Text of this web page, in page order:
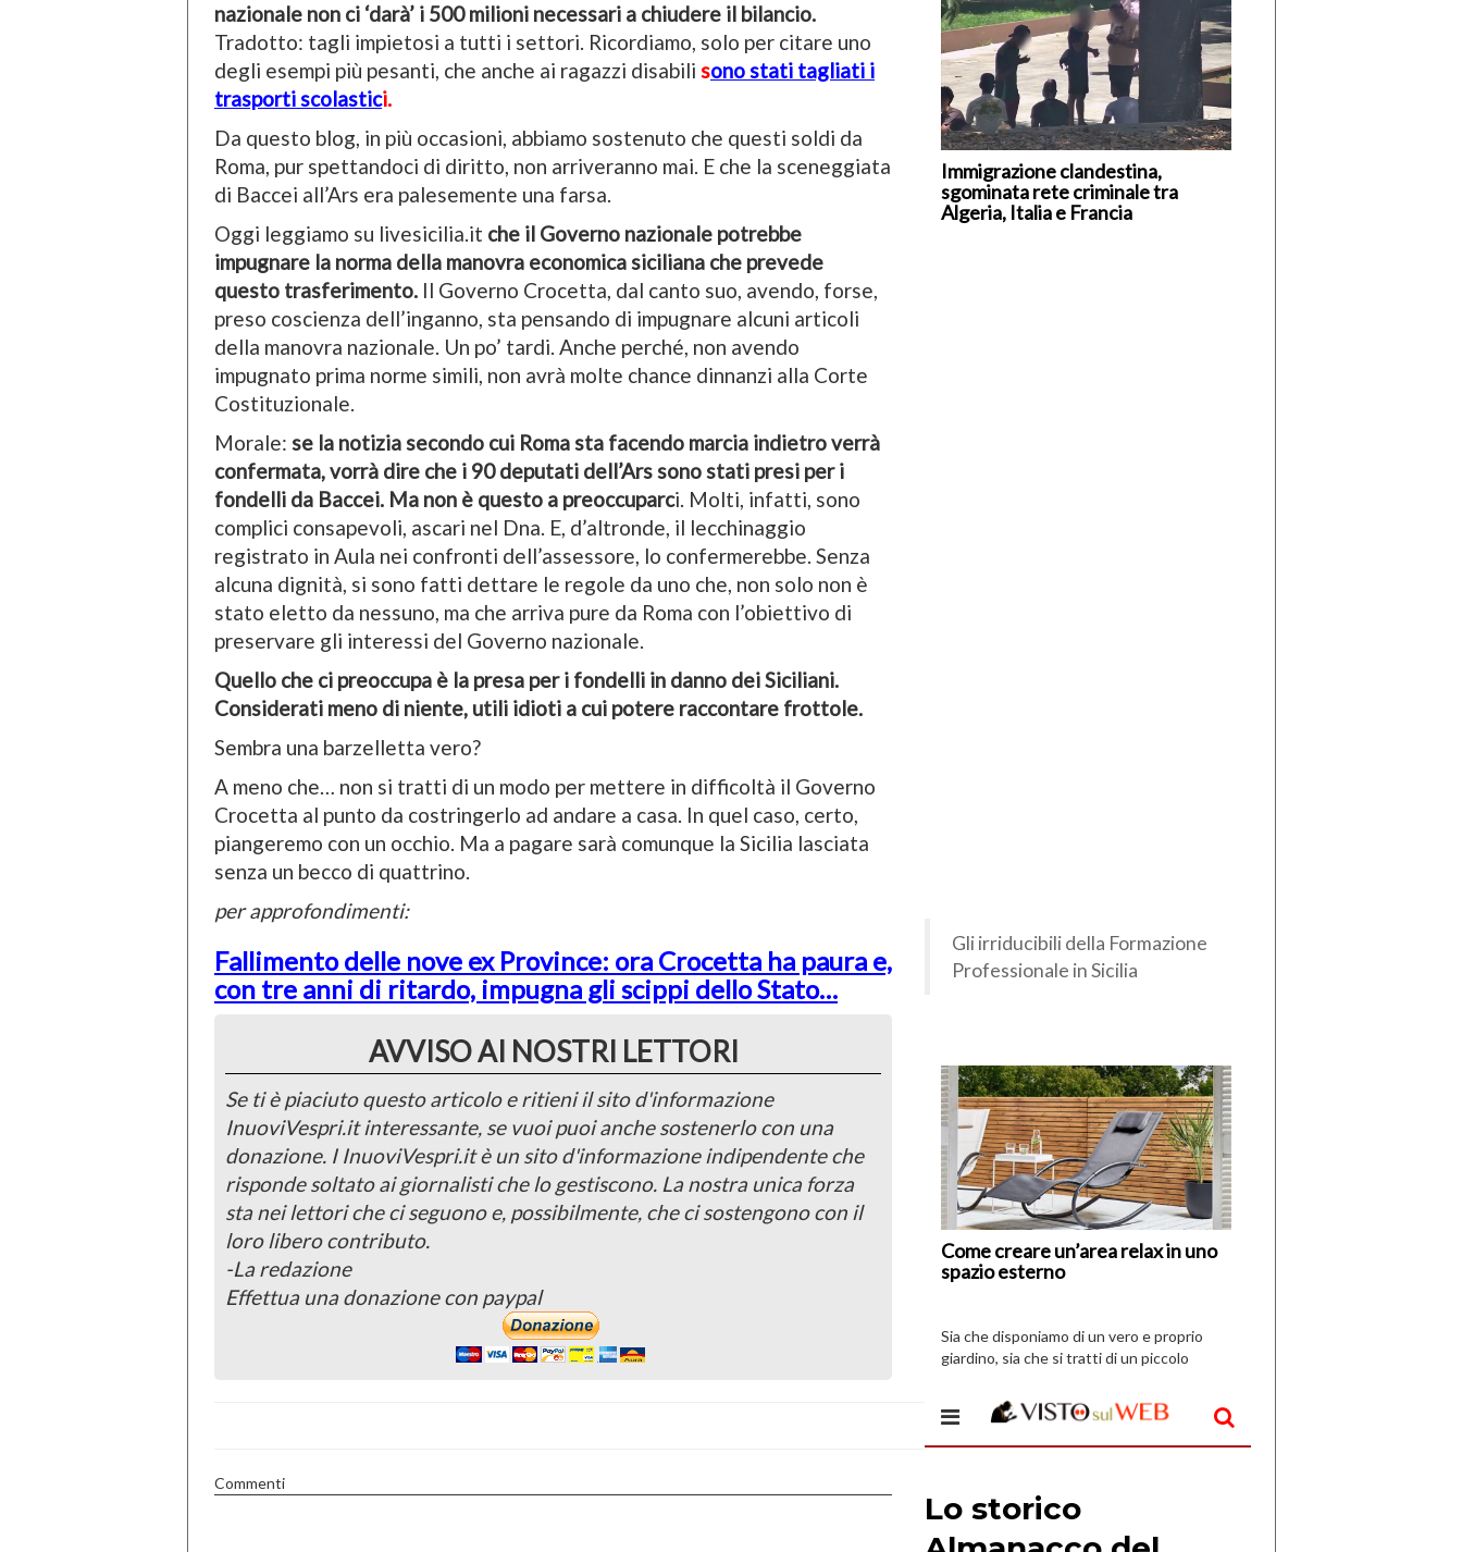
nazionale non ci ‘darà’ i 500 milioni necessari a chiudere il bilancio.
Tradotto: tagli impietosi a tutti i settori. Ricordiamo, solo per citare uno
degli esempi più pesanti, che anche ai ragazzi disabili sono stati tagliati i
trasporti scolastici.
Da questo blog, in più occasioni, abbiamo sostenuto che questi soldi da
Roma, pur spettandoci di diritto, non arriveranno mai. E che la sceneggiata
di Baccei all’Ars era palesemente una farsa.
Oggi leggiamo su livesicilia.it che il Governo nazionale potrebbe
impugnare la norma della manovra economica siciliana che prevede
questo trasferimento. Il Governo Crocetta, dal canto suo, avendo, forse,
preso coscienza dell’inganno, sta pensando di impugnare alcuni articoli
della manovra nazionale. Un po’ tardi. Anche perché, non avendo
impugnato prima norme simili, non avrà molte chance dinnanzi alla Corte
Costituzionale.
Morale: se la notizia secondo cui Roma sta facendo marcia indietro verrà
confermata, vorrà dire che i 90 deputati dell’Ars sono stati presi per i
fondelli da Baccei. Ma non è questo a preoccuparci. Molti, infatti, sono
complici consapevoli, ascari nel Dna. E, d’altronde, il lecchinaggio
registrato in Aula nei confronti dell’assessore, lo confermerebbe. Senza
alcuna dignità, si sono fatti dettare le regole da uno che, non solo non è
stato eletto da nessuno, ma che arriva pure da Roma con l’obiettivo di
preservare gli interessi del Governo nazionale.
Quello che ci preoccupa è la presa per i fondelli in danno dei Siciliani.
Considerati meno di niente, utili idioti a cui potere raccontare frottole.
Sembra una barzelletta vero?
A meno che… non si tratti di un modo per mettere in difficoltà il Governo
Crocetta al punto da costringerlo ad andare a casa. In quel caso, certo,
piangeremo con un occhio. Ma a pagare sarà comunque la Sicilia lasciata
senza un becco di quattrino.
per approfondimenti:
Fallimento delle nove ex Province: ora Crocetta ha paura e,
con tre anni di ritardo, impugna gli scippi dello Stato…
AVVISO AI NOSTRI LETTORI
Se ti è piaciuto questo articolo e ritieni il sito d'informazione
InuoviVespri.it interessante, se vuoi puoi anche sostenerlo con una
donazione. I InuoviVespri.it è un sito d'informazione indipendente che
risponde soltato ai giornalisti che lo gestiscono. La nostra unica forza
sta nei lettori che ci seguono e, possibilmente, che ci sostengono con il
loro libero contributo.
-La redazione
Effettua una donazione con paypal
Commenti
Immigrazione clandestina,
sgominata rete criminale tra
Algeria, Italia e Francia
Gli irriducibili della Formazione
Professionale in Sicilia
Come creare un’area relax in uno
spazio esterno
di
I
Vespri
Sia che disponiamo di un vero e proprio
giardino, sia che si tratti di un piccolo